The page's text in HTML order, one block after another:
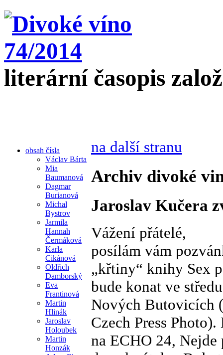
literární časopis
obsah čísla
Václav Bárta
Mia
Baumanová
Dagmar
Burianová
Michal
Bystrov
Jarmila
Hannah
Čermáková
Karla
Cikánová
Oldřich
Damborský
Eva
Frantinová
Martin
Hlinák
Jaroslav
Holoubek
Martin
Honzák
na další stranu
Archiv divoké
Jaroslav Kučera
Vážení přátelé,
posílám vám
„křtiny“ knihy Sex
bude konat ve
Nových Butovicích
Czech Press
na ECHO 24,